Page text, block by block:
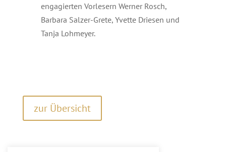
engagierten Vorlesern Werner Rosch,
Barbara Salzer-Grete, Yvette Driesen und
Tanja Lohmeyer.
zur Übersicht